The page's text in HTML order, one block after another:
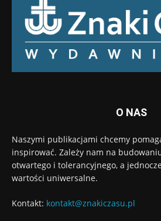
O NAS
Naszymi publikacjami chcemy
inspirować. Zależy nam na
otwartego i tolerancyjnego, a
wartości uniwersalne.
Kontakt: kontakt@znakiczasu.pl